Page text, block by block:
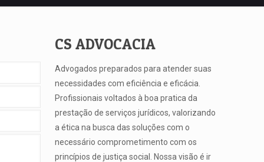
CS ADVOCACIA
Advogados preparados para atender suas
necessidades com eficiência e eficácia.
Profissionais voltados à boa pratica da
prestação de serviços jurídicos, valorizando
a ética na busca das soluções com o
necessário comprometimento com os
princípios de justiça social. Nossa visão é ir